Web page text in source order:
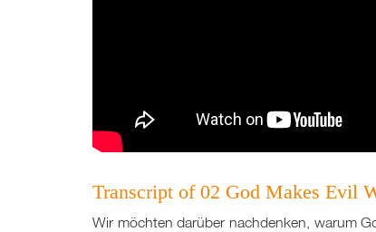
Transcript of 02 God Makes Evil
Wir möchten darüber nachdenken, warum